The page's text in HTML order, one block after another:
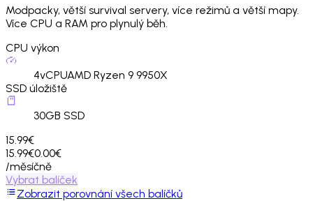
Modpacky, větší survival servery, více režimů a větší mapy.
Více CPU a RAM pro plynulý běh.
CPU výkon
4vCPUAMD Ryzen 9 9950X
SSD úložiště
30GB SSD
15.99€
15.99€0.00€
/měsíčně
Vybrat balíček
Zobrazit porovnání všech balíčků